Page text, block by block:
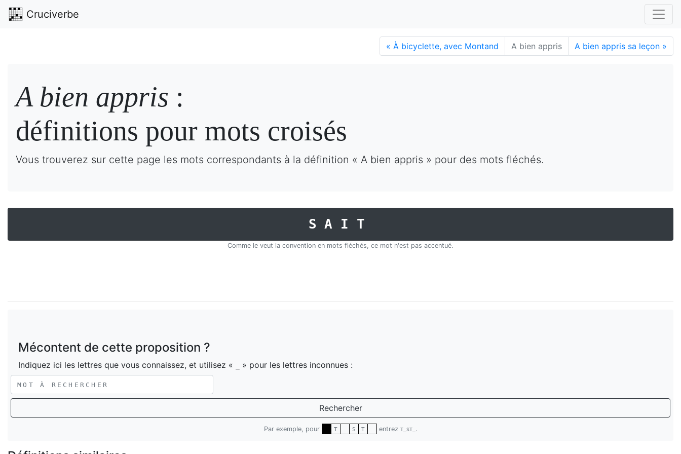
Cruciverbe
« À bicyclette, avec Montand A bien appris A bien appris sa leçon »
A bien appris :
définitions pour mots croisés
Vous trouverez sur cette page les mots correspondants à la définition « A bien appris » pour des mots fléchés.
SAIT
Comme le veut la convention en mots fléchés, ce mot n'est pas accentué.
Mécontent de cette proposition ?
Indiquez ici les lettres que vous connaissez, et utilisez « » pour les lettres inconnues :
Rechercher
Par exemple, pour T S T entrez T_ST_ .